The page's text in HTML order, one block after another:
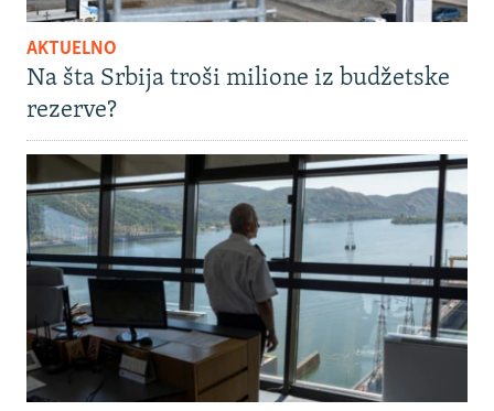
AKTUELNO
Na šta Srbija troši milione iz budžetske
rezerve?